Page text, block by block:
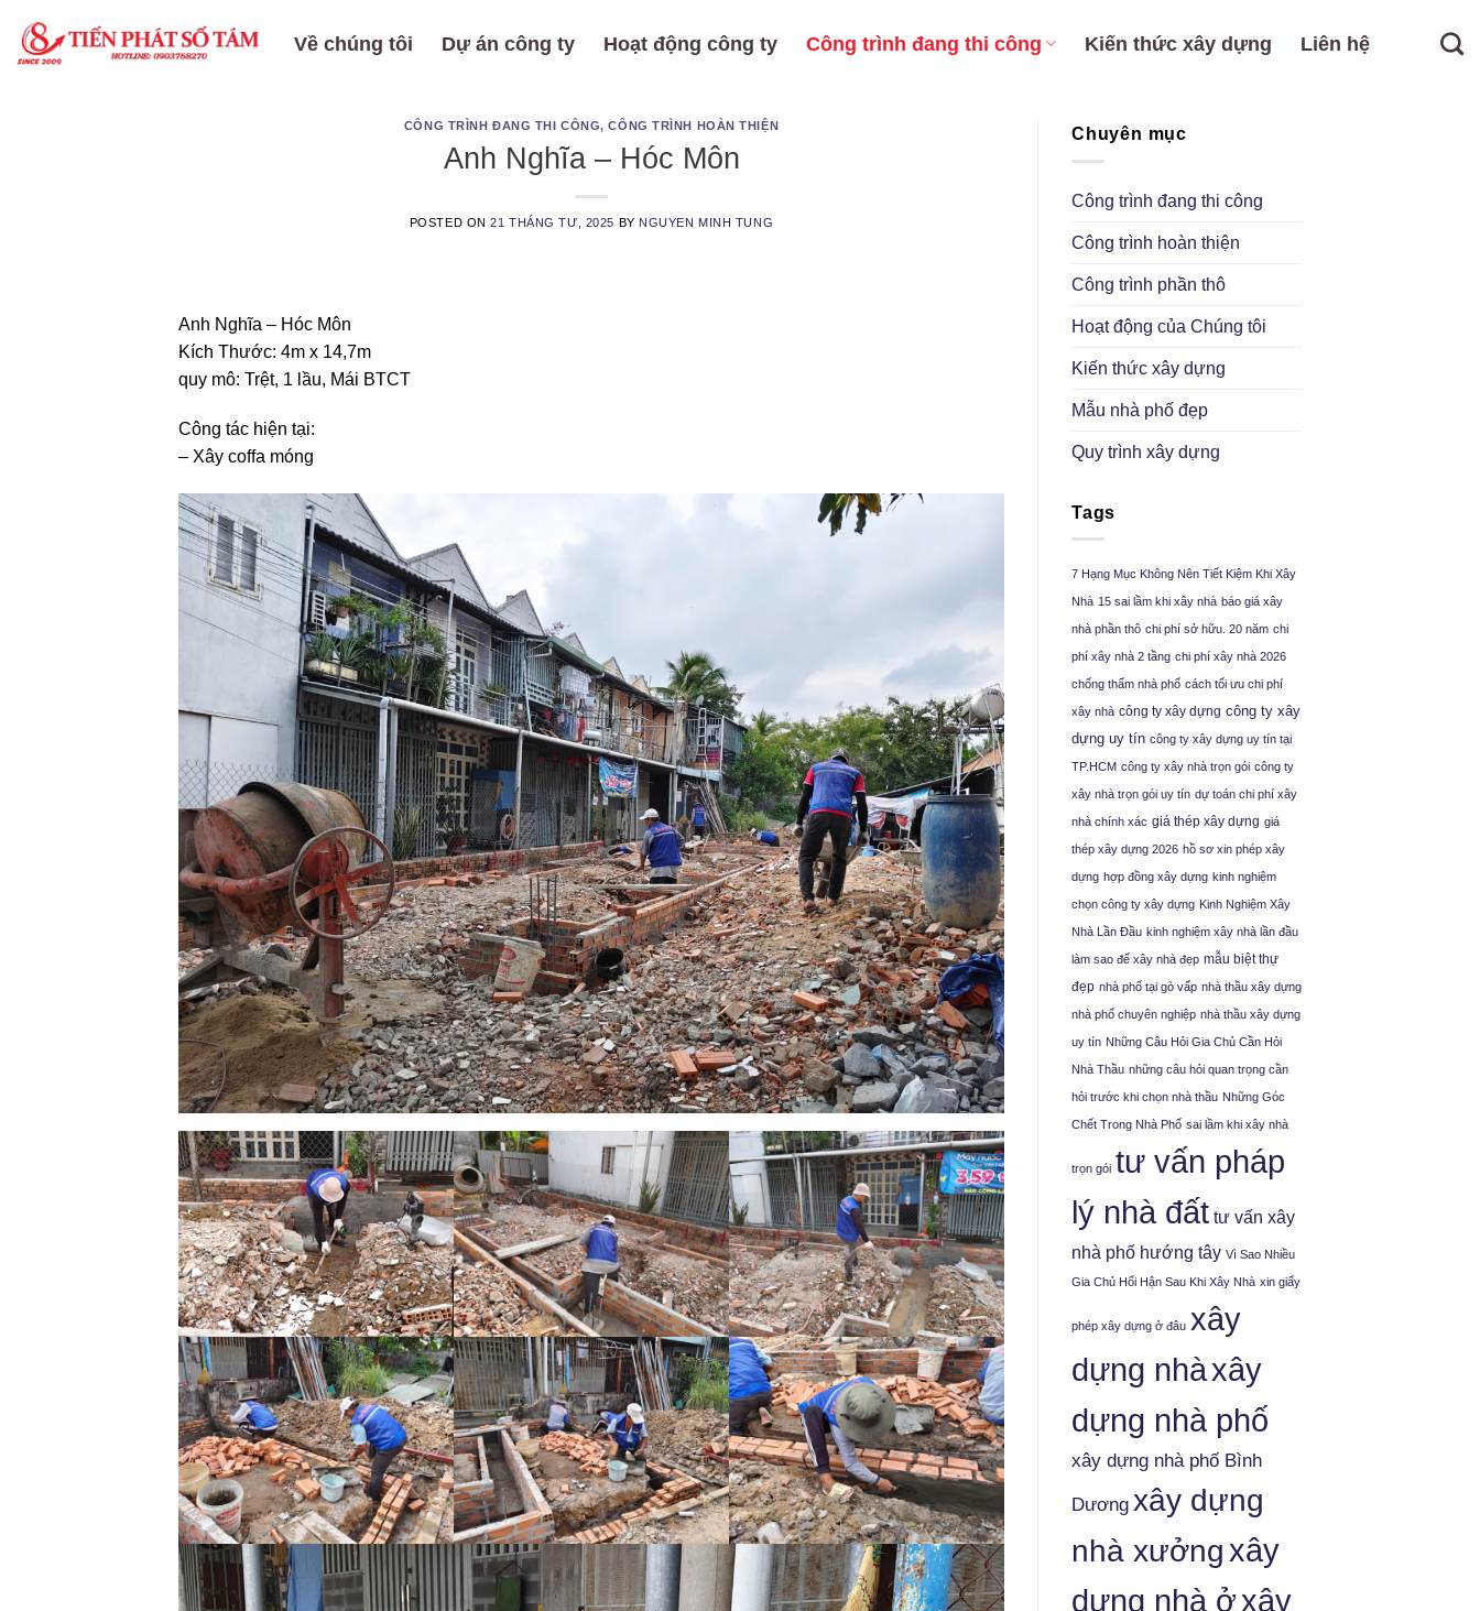
content
Về chúng tôi Dự án công ty Hoạt động công ty Công trình đang thi công Kiến thức xây dựng Liên hệ
CÔNG TRÌNH ĐANG THI CÔNG,CÔNG TRÌNH HOÀN THIỆN
Anh Nghĩa – Hóc Môn
POSTED ON21 THÁNG TƯ, 2025 BY NGUYEN MINH TUNG
Anh Nghĩa – Hóc Môn
Kích Thước: 4m x 14,7m
quy mô: Trệt, 1 lầu, Mái BTCT
Công tác hiện tại:
– Xây coffa móng
Chuyên mục
Công trình đang thi công
Công trình hoàn thiện
Công trình phần thô
Hoạt động của Chúng tôi
Kiến thức xây dựng
Mẫu nhà phố đẹp
Quy trình xây dựng
Tags
7 Hạng Mục Không Nên Tiết Kiệm Khi Xây
Nhà 15 sai lầm khi xây nhà báo giá xây
nhà phần thô chi phí sở hữu. 20 năm chi
phí xây nhà 2 tầng chi phí xây nhà 2026
chống thấm nhà phố cách tối ưu chi phí
xây nhà công ty xây dựng công ty xây
dựng uy tín công ty xây dựng uy tín tại
TP.HCM công ty xây nhà trọn gói công ty
xây nhà trọn gói uy tín dự toán chi phí xây
nhà chính xác giá thép xây dựng giá
thép xây dựng 2026 hồ sơ xin phép xây
dựng hợp đồng xây dựng kinh nghiệm
chọn công ty xây dựng Kinh Nghiệm Xây
Nhà Lần Đầu kinh nghiệm xây nhà lần đầu
làm sao để xây nhà đẹp mẫu biệt thự
đẹp nhà phố tại gò vấp nhà thầu xây dựng
nhà phố chuyên nghiệp nhà thầu xây dựng
uy tín Những Câu Hỏi Gia Chủ Cần Hỏi
Nhà Thầu những câu hỏi quan trọng cần
hỏi trước khi chọn nhà thầu Những Góc
Chết Trong Nhà Phố sai lầm khi xây nhà
trọn gói tư vấn pháp
lý nhà đất tư vấn xây
nhà phố hướng tây Vì Sao Nhiều
Gia Chủ Hối Hận Sau Khi Xây Nhà xin giấy
phép xây dựng ở đâu xây
dựng nhàxây
dựng nhà phố
xây dựng nhà phố Bình
Dương xây dựng
nhà xưởngxây
dựng nhà ởxây